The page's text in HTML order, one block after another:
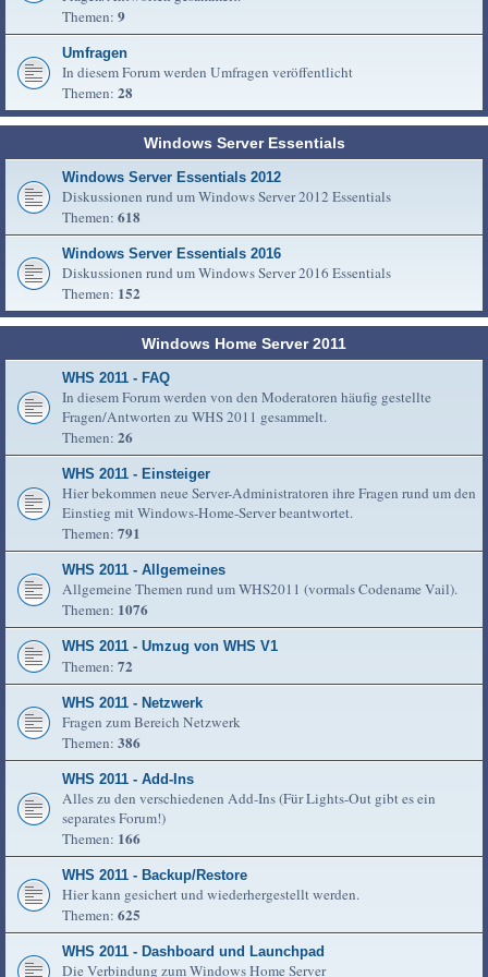
Themen: 9
Umfragen
In diesem Forum werden Umfragen veröffentlicht
Themen: 28
Windows Server Essentials
Windows Server Essentials 2012
Diskussionen rund um Windows Server 2012 Essentials
Themen: 618
Windows Server Essentials 2016
Diskussionen rund um Windows Server 2016 Essentials
Themen: 152
Windows Home Server 2011
WHS 2011 - FAQ
In diesem Forum werden von den Moderatoren häufig gestellte
Fragen/Antworten zu WHS 2011 gesammelt.
Themen: 26
WHS 2011 - Einsteiger
Hier bekommen neue Server-Administratoren ihre Fragen rund um den
Einstieg mit Windows-Home-Server beantwortet.
Themen: 791
WHS 2011 - Allgemeines
Allgemeine Themen rund um WHS2011 (vormals Codename Vail).
Themen: 1076
WHS 2011 - Umzug von WHS V1
Themen: 72
WHS 2011 - Netzwerk
Fragen zum Bereich Netzwerk
Themen: 386
WHS 2011 - Add-Ins
Alles zu den verschiedenen Add-Ins (Für Lights-Out gibt es ein
separates Forum!)
Themen: 166
WHS 2011 - Backup/Restore
Hier kann gesichert und wiederhergestellt werden.
Themen: 625
WHS 2011 - Dashboard und Launchpad
Die Verbindung zum Windows Home Server